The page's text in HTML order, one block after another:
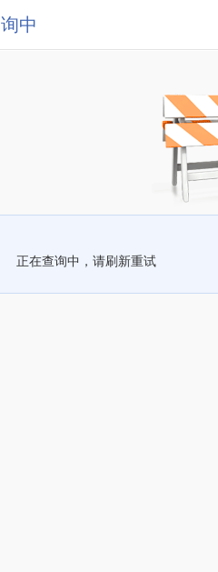
中
正在查询中，请刷新重试